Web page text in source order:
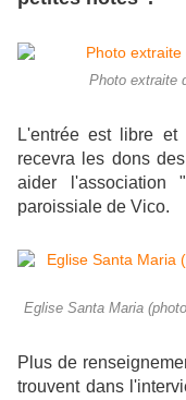
Photo extraite
L'entrée est libre
recevra les dons
aider l'association
paroissiale de Vico.
Eglise Santa Maria
Plus de
trouvent dans